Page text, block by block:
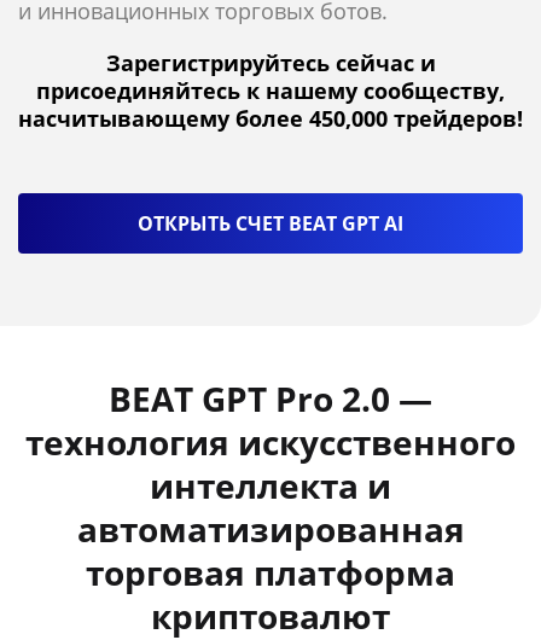
и инновационных торговых ботов.
Зарегистрируйтесь сейчас и
присоединяйтесь к нашему сообществу,
насчитывающему более 450,000 трейдеров!
ОТКРЫТЬ СЧЕТ BEAT GPT AI
BEAT GPT Pro 2.0 —
технология искусственного
интеллекта и
автоматизированная
торговая платформа
криптовалют